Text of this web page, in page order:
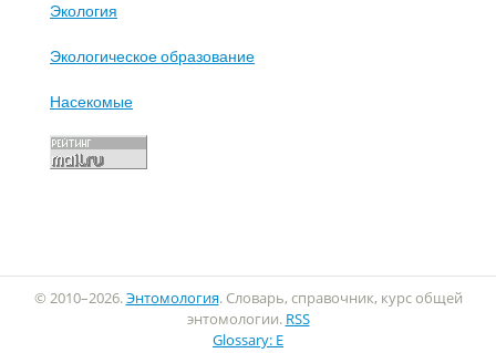
Экология
Экологическое образование
Насекомые
© 2010–2026.Энтомология. Словарь, справочник, курс общей
энтомологии. RSS
Glossary: E